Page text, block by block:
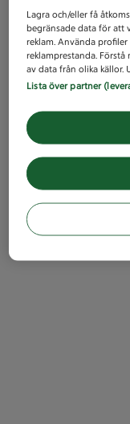
Lagra och/eller få
begränsade data för att
reklam. Använda
reklamprestanda.
av data från olika källor.
Lista över partner